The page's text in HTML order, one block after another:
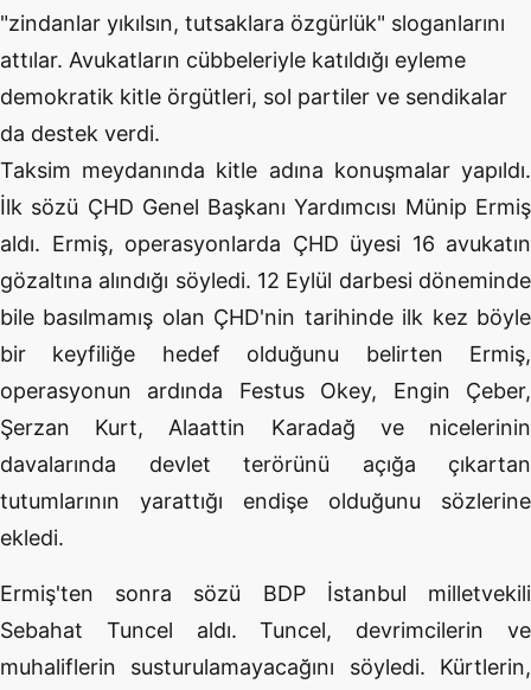
"zindanlar yıkılsın, tutsaklara özgürlük" sloganlarını
attılar. Avukatların cübbeleriyle katıldığı eyleme
demokratik kitle örgütleri, sol partiler ve sendikalar
da destek verdi.
Taksim meydanında kitle adına konuşmalar yapıldı.
İlk sözü ÇHD Genel Başkanı Yardımcısı Münip Ermiş
aldı. Ermiş, operasyonlarda ÇHD üyesi 16 avukatın
gözaltına alındığı söyledi. 12 Eylül darbesi döneminde
bile basılmamış olan ÇHD'nin tarihinde ilk kez böyle
bir keyfiliğe hedef olduğunu belirten Ermiş,
operasyonun ardında Festus Okey, Engin Çeber,
Şerzan Kurt, Alaattin Karadağ ve nicelerinin
davalarında devlet terörünü açığa çıkartan
tutumlarının yarattığı endişe olduğunu sözlerine
ekledi.
Ermiş'ten sonra sözü BDP İstanbul milletvekili
Sebahat Tuncel aldı. Tuncel, devrimcilerin ve
muhaliflerin susturulamayacağını söyledi. Kürtlerin,